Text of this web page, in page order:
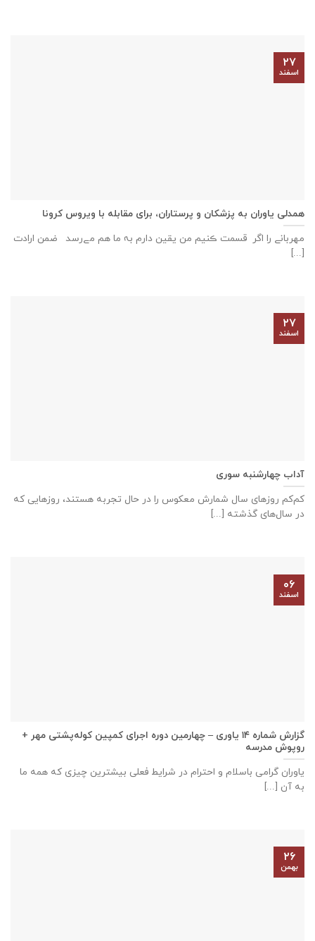
همدلی یاوران به پزشکان و پرستاران، برای مقابله با ویروس کرونا
مهربانے را اگر قسمت ڪنیم من یقین دارم بہ ما هم مےرسد ضمن ارادت
[...]
۲۷
اسفند
آداب چهارشنبه سوری
کم‌کم روزهای سال شمارش معکوس را در حال تجربه هستند، روزهایی که
در سال‌های گذشته [...]
۲۷
اسفند
گزارش شماره ۱۴ یاوری – چهارمین دوره اجرای کمپین کوله‌پشتی مهر +
روپوش مدرسه
یاوران گرامی باسلام و احترام در شرایط فعلی بیشترین چیزی که همه ما
به آن [...]
۰۶
اسفند
۲۶
بهمن